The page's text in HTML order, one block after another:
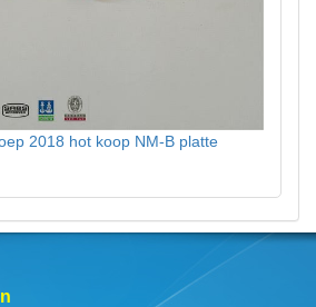
2018 hot koop NM-B platte